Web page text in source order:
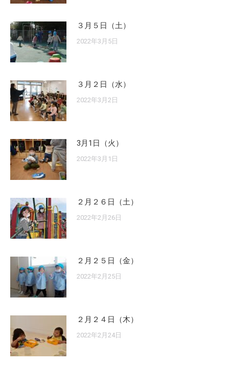
３月５日（土）
2022年3月5日
３月２日（水）
2022年3月2日
3月1日（火）
2022年3月1日
２月２６日（土）
2022年2月26日
２月２５日（金）
2022年2月25日
２月２４日（木）
2022年2月24日